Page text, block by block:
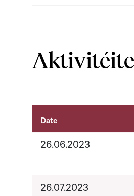
Aktivitéiten um Dossier
Date
26.06.2023
26.07.2023